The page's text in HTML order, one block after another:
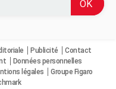
Publicité
Contact
Données personnelles
légales
Groupe Figaro